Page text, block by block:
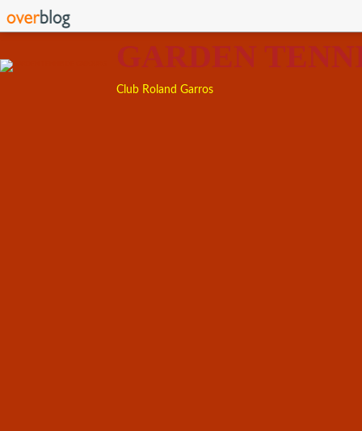
GARDEN
Club Roland Garros